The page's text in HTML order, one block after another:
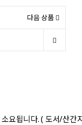
다음 상품
요됩니다. ( 도서/산간